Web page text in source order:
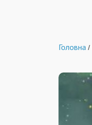
Головна /